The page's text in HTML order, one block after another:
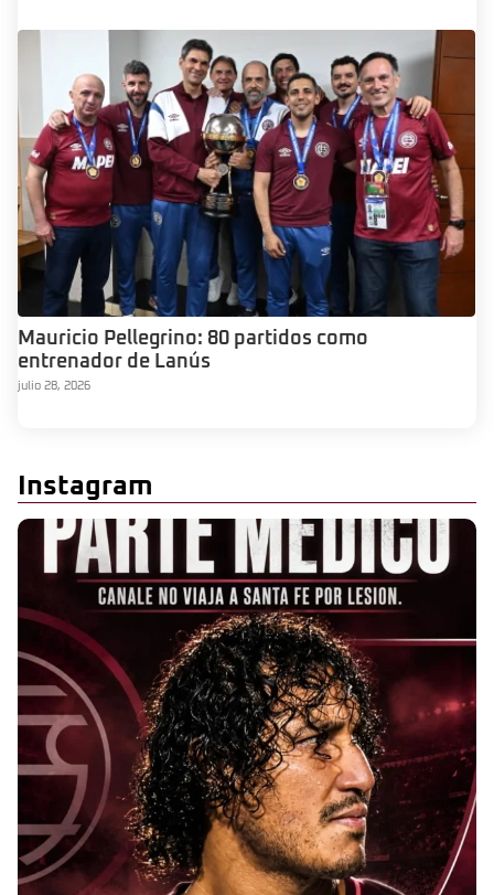
Mauricio Pellegrino: 80 partidos como
entrenador de Lanús
julio 28, 2026
Instagram